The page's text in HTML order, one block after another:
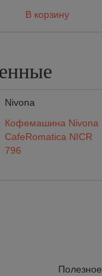
В корзину
Nivona
Кофемашина Nivona
CafeRomatica NICR
796
Полезное